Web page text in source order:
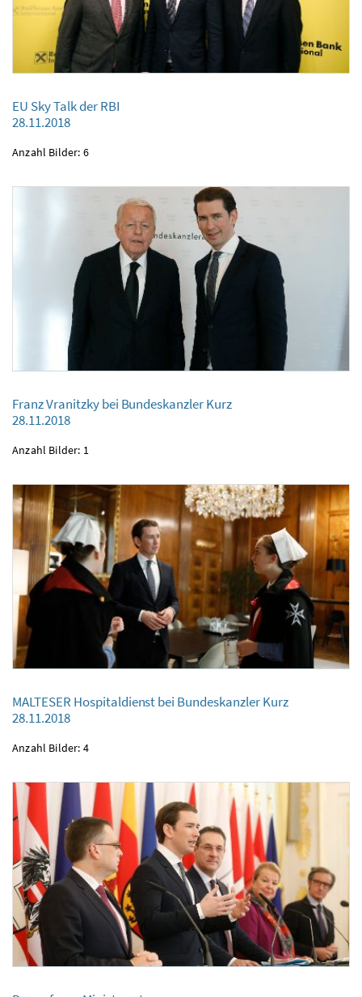
EU Sky Talk der RBI
28.11.2018
EU Sky Talk der RBI
28.11.2018
Anzahl Bilder: 6
Franz Vranitzky bei Bundeskanzler Kurz
Franz Vranitzky bei Bundeskanzler Kurz
28.11.2018
Anzahl Bilder: 1
MALTESER Hospitaldienst bei Bundeskanzler Kurz
MALTESER Hospitaldienst bei Bundeskanzler Kurz
28.11.2018
Anzahl Bilder: 4